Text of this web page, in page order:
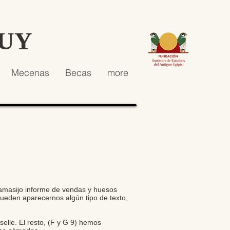
Mecenas Becas more
informe de vendas y huesos
aparecernos algún tipo de texto,
El resto, (F y G 9) hemos